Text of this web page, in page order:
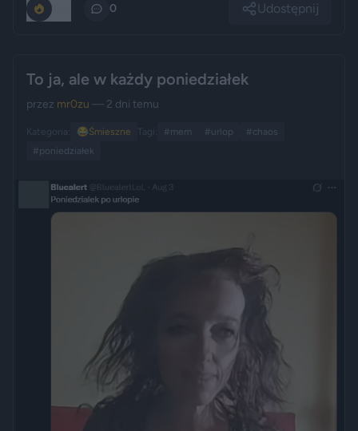
0 Udostępnij
To ja, ale w każdy poniedziałek
przez mr0zu — 2 dni temu
Kategoria: 😂Śmieszne Tagi: #mem #urlop
#chaos
#poniedziałek